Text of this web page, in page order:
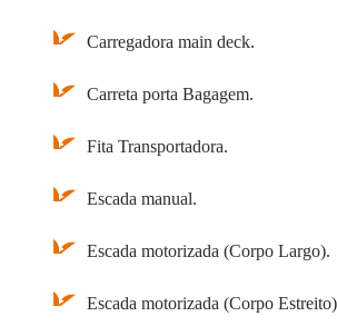
Carregadora main deck.
Carreta porta Bagagem.
Fita Transportadora.
Escada manual.
Escada motorizada (Corpo Largo).
Escada motorizada (Corpo